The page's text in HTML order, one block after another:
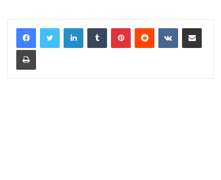
LinkedInTumblr PinterestReddit VKontakteShare via Email
Print